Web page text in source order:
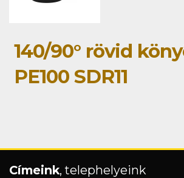
140/90° rövid
PE100 SDR11
Címeink, telephelyeink